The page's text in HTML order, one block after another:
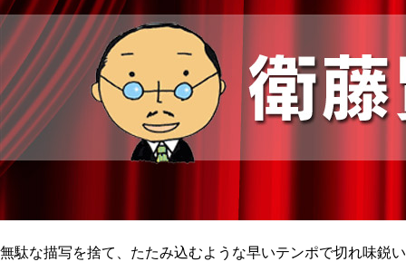
無駄な描写を捨て、たたみ込むような早いテンポで切れ味鋭い